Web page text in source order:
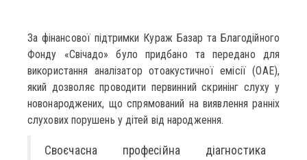
За фінансової підтримки Кураж Базар та Благодійного
Фонду «Свічадо» було придбано та передано для
використання аналізатор отоакустичної емісії (ОАЕ),
який дозволяє проводити первинний скринінг слуху у
новонароджених, що спрямований на виявлення ранніх
слухових порушень у дітей від народження.
Своєчасна професійна діагностика